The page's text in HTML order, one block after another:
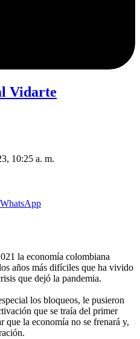
Vidarte
10:25 a. m.
la economía colombiana
años más difíciles que ha vivido
que dejó la pandemia.
los bloqueos, le pusieron
que se traía del primer
que la economía no se frenará y,